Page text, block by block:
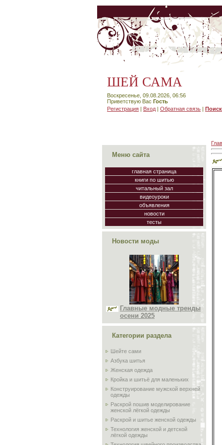
ШЕЙ САМА
Воскресенье, 09.08.2026, 06:56
Приветствую Вас Гость
Регистрация | Вход | Обратная связь |
Меню сайта
главная страница
книги по шитью
читальный зал
видеоуроки
объявления
новости
тесты
Новости моды
Главные модные тренды
осени 2025
Категории раздела
Шейте сами
Азбука шитья
Женская одежда
Кройка и шитьё для маленьких
Конструирование мужской верхней
одежды
Раскрой пошив моделирование
женской лёгкой одежды
Раскрой и шитье женской одежды
Технология женской и детской
лёгкой одежды